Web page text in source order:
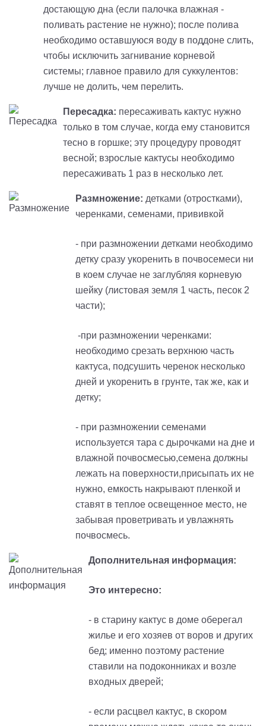
достающую дна (если палочка влажная -
поливать растение не нужно); после полива
необходимо оставшуюся воду в поддоне слить,
чтобы исключить загнивание корневой
системы; главное правило для суккулентов:
лучше не долить, чем перелить.
Пересадка: пересаживать кактус нужно
только в том случае, когда ему становится
тесно в горшке; эту процедуру проводят
весной; взрослые кактусы необходимо
пересаживать 1 раз в несколько лет.
Размножение: детками (отростками),
черенками, семенами, прививкой
- при размножении детками необходимо
детку сразу укоренить в почвосемеси ни
в коем случае не заглубляя корневую
шейку (листовая земля 1 часть, песок 2
части);
-при размножении черенками:
необходимо срезать верхнюю часть
кактуса, подсушить черенок несколько
дней и укоренить в грунте, так же, как и
детку;
- при размножении семенами
используется тара с дырочками на дне и
влажной почвосмесью,семена должны
лежать на поверхности,присыпать их не
нужно, емкость накрывают пленкой и
ставят в теплое освещенное место, не
забывая проветривать и увлажнять
почвосмесь.
Дополнительная информация:
Это интересно:
- в старину кактус в доме оберегал
жилье и его хозяев от воров и других
бед; именно поэтому растение
ставили на подоконниках и возле
входных дверей;
- если расцвел кактус, в скором